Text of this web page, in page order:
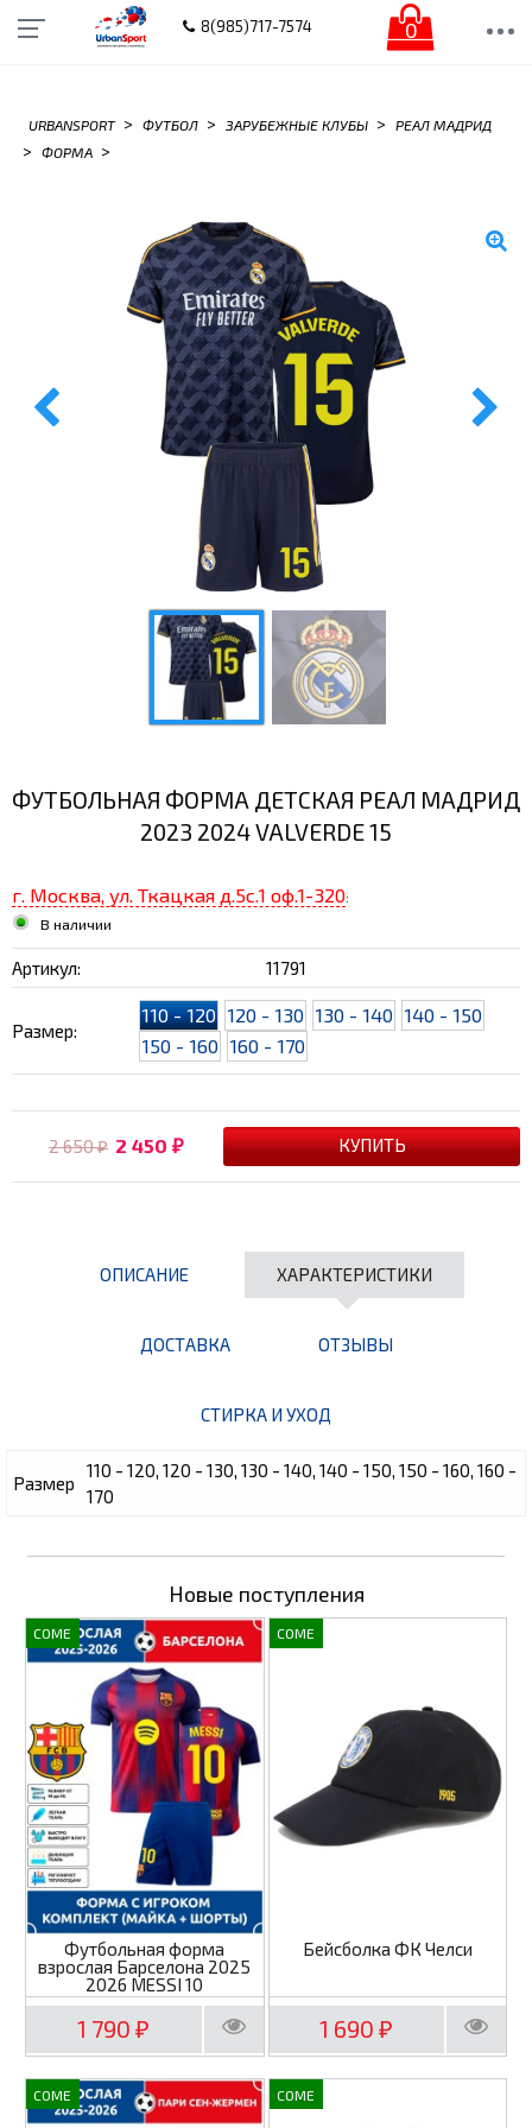
8(985)717-7574 0
URBANSPORT > ФУТБОЛ > ЗАРУБЕЖНЫЕ КЛУБЫ > РЕАЛ МАДРИД
> ФОРМА >
ФУТБОЛЬНАЯ ФОРМА ДЕТСКАЯ РЕАЛ МАДРИД
2023 2024 VALVERDE 15
г. Москва, ул. Ткацкая д.5с.1 оф.1-320:
В наличии
Артикул: 11791
Размер:
110 - 120 120 - 130 130 - 140 140 - 150
150 - 160 160 - 170
2 650₽ 2 450₽
ОПИСАНИЕ ХАРАКТЕРИСТИКИ
ДОСТАВКА ОТЗЫВЫ
СТИРКА И УХОД
Размер
110 - 120, 120 - 130, 130 - 140, 140 - 150, 150 - 160, 160 -
170
Новые поступления
COME
Футбольная форма
взрослая Барселона 2025
2026 MESSI 10
1 790₽
COME
Бейсболка ФК Челси
1 690₽
COME COME